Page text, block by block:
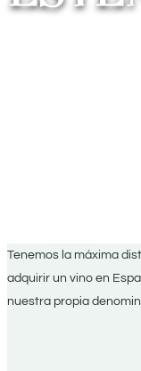
Tenemos la máxima
adquirir un vino en
nuestra propia